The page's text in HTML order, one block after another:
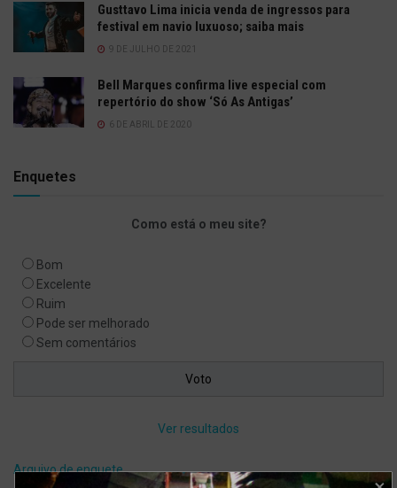
Gusttavo Lima inicia venda de ingressos para
festival em navio luxuoso; saiba mais
9 DE JULHO DE 2021
Bell Marques confirma live especial com
repertório do show ‘Só As Antigas’
6 DE ABRIL DE 2020
Enquetes
Como está o meu site?
Bom
Excelente
Ruim
Pode ser melhorado
Sem comentários
Ver resultados
Arquivo de enquete